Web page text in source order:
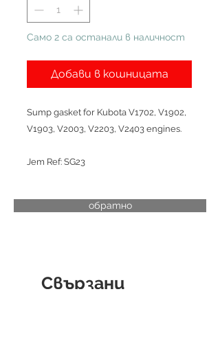
Само 2 са останали в наличност
Добави в кошницата
Sump gasket for Kubota V1702, V1902,
V1903, V2003, V2203, V2403 engines.
Jem Ref: SG23
обратно
Свързани